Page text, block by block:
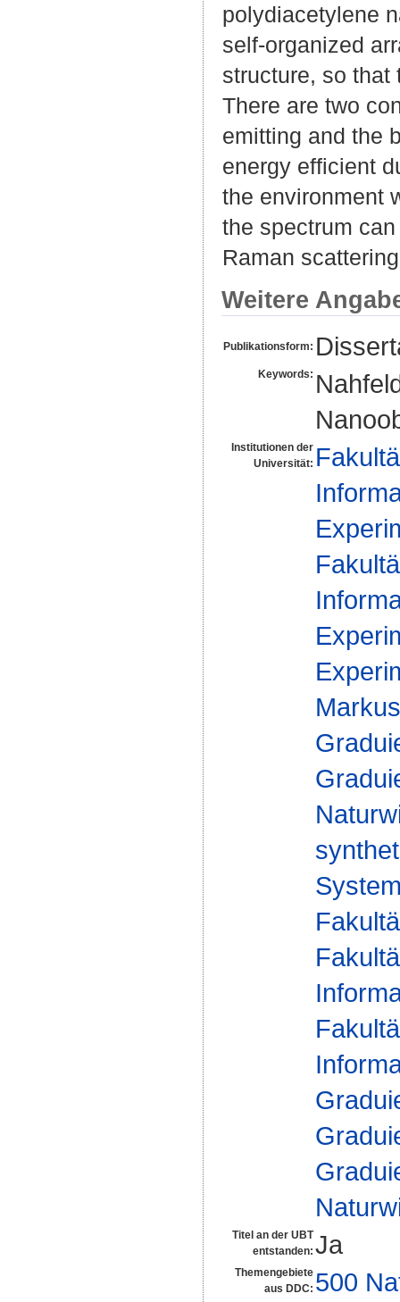
polydiacetylene
self-organized
structure, so that
There are two
emitting and the
energy efficient
the environment
the spectrum
Raman
Weitere
Publikationsform:
Keywords:
Institutionen der
Universität:
Titel an der UBT
entstanden: Ja
Themengebiete
aus DDC: 500